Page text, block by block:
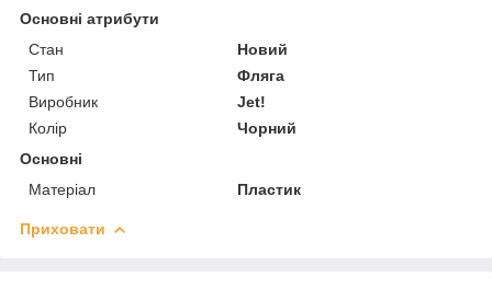
Основні атрибути
Стан
Новий
Тип
Фляга
Виробник
Jet!
Колір
Чорний
Основні
Матеріал
Пластик
Приховати